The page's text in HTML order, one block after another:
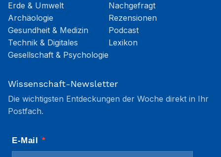
Erde & Umwelt
Archäologie
Gesundheit & Medizin
Technik & Digitales
Gesellschaft & Psychologie
Nachgefragt
Rezensionen
Podcast
Lexikon
Wissenschaft-Newsletter
Die wichtigsten Entdeckungen der Woche direkt in Ihr
Postfach.